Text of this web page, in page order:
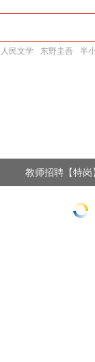
人民文学 东野圭吾 半
教师招聘【特岗